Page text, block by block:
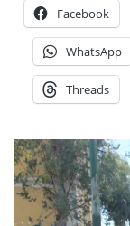
Facebook
WhatsApp
Threads